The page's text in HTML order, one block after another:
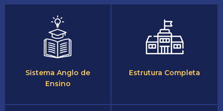
Sistema Anglo de
Ensino
Estrutura Completa